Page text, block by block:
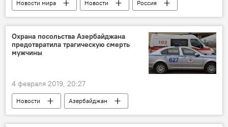
Новости мира Новости Россия
Охрана посольства Азербайджана
предотвратила трагическую смерть
мужчины
4 февраля 2019, 20:27
Новости
Азербайджан
Новости мира
Происшествия